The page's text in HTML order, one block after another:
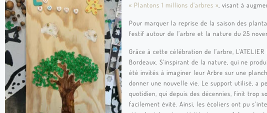
« Plantons 1 millions d’arbres » , visant à
Pour marquer la reprise de la saison des
festif autour de l’arbre et la nature du 25
Grâce à cette célébration de l’arbre,
Bordeaux. S’inspirant de la nature, qui ne
été invités à imaginer leur Arbre sur une
donner une nouvelle vie. Le support utilisé, a
quotidien, qui depuis des décennies, finit trop
facilement évité. Ainsi, les écoliers ont pu